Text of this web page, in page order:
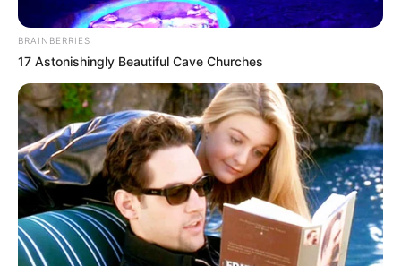
BRAINBERRIES
17 Astonishingly Beautiful Cave Churches